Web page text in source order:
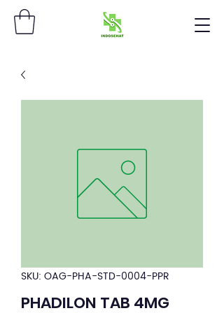
SKU: OAG-PHA-STD-0004-PPR
PHADILON TAB 4MG